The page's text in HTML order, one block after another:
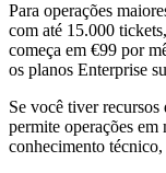
Para operações
com até 15.000
começa em €99 por
os planos Enterprise
Se você tiver
permite operações em
conhecimento